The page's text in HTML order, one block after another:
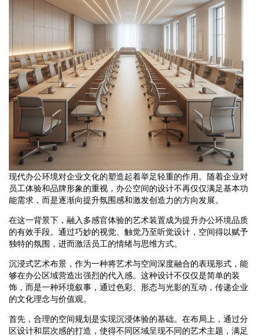
现代办公环境对企业文化的塑造起着举足轻重的作用。随着企业对
员工体验和品牌形象的重视，办公空间的设计不再仅仅满足基本功
能需求，而是逐渐向提升氛围感和激发创造力的方向发展。
在这一背景下，融入多感官体验的艺术装置成为提升办公环境品质
的有效手段。通过巧妙的视觉、触觉乃至听觉设计，空间得以赋予
独特的氛围，进而激活员工的情绪与思维方式。
沉浸式艺术布景，作为一种将艺术与空间深度融合的表现形式，能
够在办公区域营造出强烈的代入感。这种设计不仅仅是简单的装
饰，而是一种环境叙事，通过色彩、形态与光影的互动，传递企业
的文化理念与价值观。
首先，合理的空间规划是实现沉浸体验的基础。在布局上，通过分
区设计和层次感的打造，使得不同区域呈现不同的艺术主题，满足